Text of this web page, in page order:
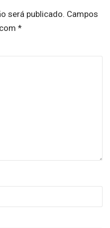
será publicado. Campos
*